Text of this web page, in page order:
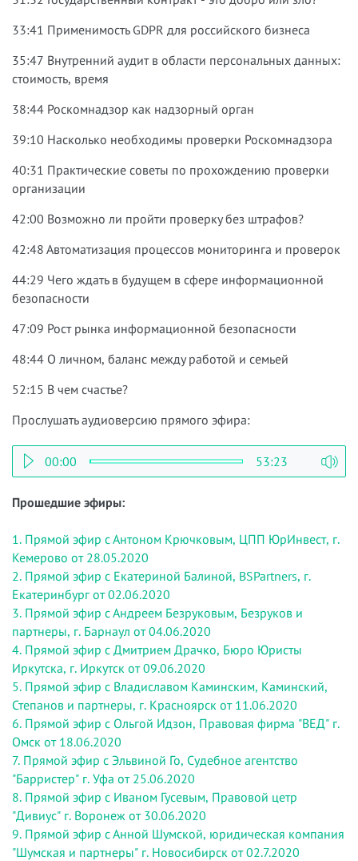
33:41 Применимость GDPR для российского бизнеса
35:47 Внутренний аудит в области персональных данных:
стоимость, время
38:44 Роскомнадзор как надзорный орган
39:10 Насколько необходимы проверки Роскомнадзора
40:31 Практические советы по прохождению проверки
организации
42:00 Возможно ли пройти проверку без штрафов?
42:48 Автоматизация процессов мониторинга и проверок
44:29 Чего ждать в будущем в сфере информационной
безопасности
47:09 Рост рынка информационной безопасности
48:44 О личном, баланс между работой и семьей
52:15 В чем счастье?
Прослушать аудиоверсию прямого эфира:
00:00 53:23
Прошедшие эфиры:
1. Прямой эфир с Антоном Крючковым, ЦПП ЮрИнвест, г.
Кемерово от 28.05.2020
2. Прямой эфир с Екатериной Балиной, BSPartners, г.
Екатеринбург от 02.06.2020
3. Прямой эфир с Андреем Безруковым, Безруков и
партнеры, г. Барнаул от 04.06.2020
4. Прямой эфир с Дмитрием Драчко, Бюро Юристы
Иркутска, г. Иркутск от 09.06.2020
5. Прямой эфир с Владиславом Каминским, Каминский,
Степанов и партнеры, г. Красноярск от 11.06.2020
6. Прямой эфир с Ольгой Идзон, Правовая фирма "ВЕД" г.
Омск от 18.06.2020
7. Прямой эфир с Эльвиной Го, Судебное агентство
"Барристер" г. Уфа от 25.06.2020
8. Прямой эфир с Иваном Гусевым, Правовой цетр
"Дивиус" г. Воронеж от 30.06.2020
9. Прямой эфир с Анной Шумской, юридическая компания
"Шумская и партнеры" г. Новосибирск от 02.7.2020